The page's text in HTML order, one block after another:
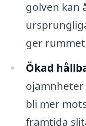
golven kan
ger
Ökad
bli mer
framtida